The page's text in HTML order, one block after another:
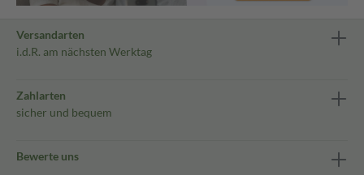
Versandarten
i.d.R. am nächsten Werktag
Zahlarten
sicher und bequem
Bewerte uns